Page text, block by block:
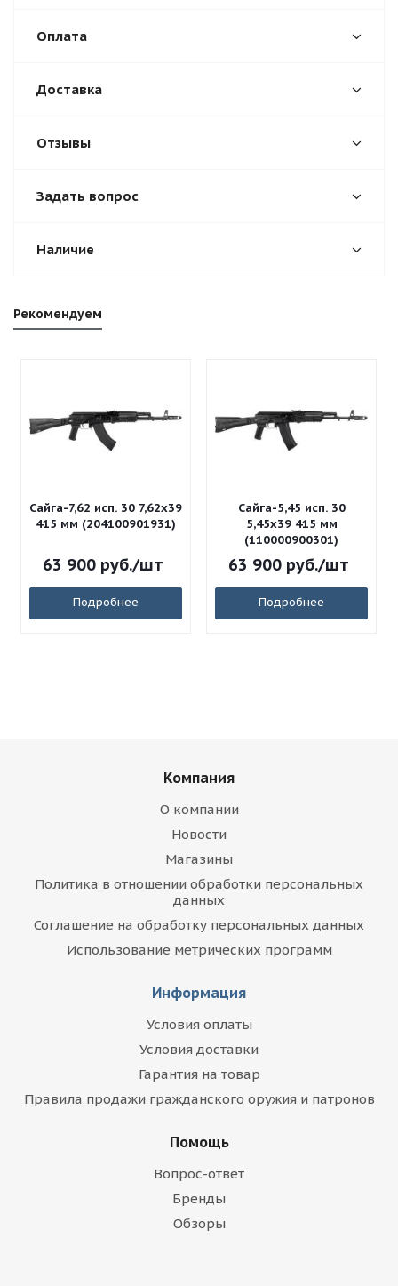
Оплата
Доставка
Отзывы
Задать вопрос
Наличие
Рекомендуем
Сайга-7,62 исп. 30 7,62x39
415 мм (204100901931)
63 900руб./шт
Подробнее
Сайга-5,45 исп. 30
5,45x39 415 мм
(110000900301)
63 900руб./шт
Подробнее
Компания
О компании
Новости
Магазины
Политика в отношении обработки персональных
данных
Соглашение на обработку персональных данных
Использование метрических программ
Информация
Условия оплаты
Условия доставки
Гарантия на товар
Правила продажи гражданского оружия и патронов
Помощь
Вопрос-ответ
Бренды
Обзоры